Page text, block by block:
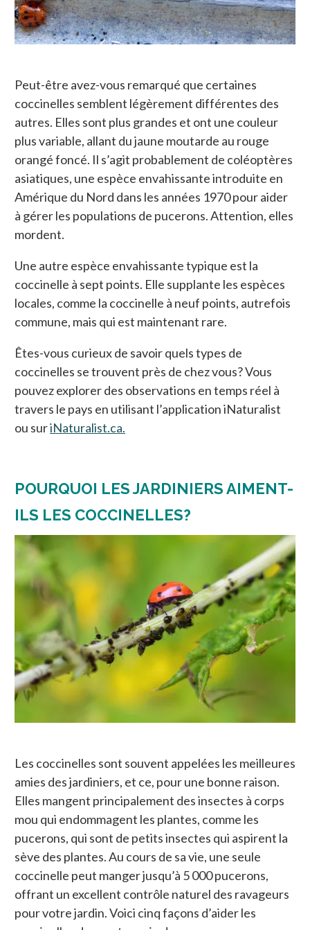
Peut-être avez-vous remarqué que certaines
coccinelles semblent légèrement différentes des
autres. Elles sont plus grandes et ont une couleur
plus variable, allant du jaune moutarde au rouge
orangé foncé. Il s’agit probablement de coléoptères
asiatiques, une espèce envahissante introduite en
Amérique du Nord dans les années 1970 pour aider
à gérer les populations de pucerons. Attention, elles
mordent.
Une autre espèce envahissante typique est la
coccinelle à sept points. Elle supplante les espèces
locales, comme la coccinelle à neuf points, autrefois
commune, mais qui est maintenant rare.
Êtes-vous curieux de savoir quels types de
coccinelles se trouvent près de chez vous? Vous
pouvez explorer des observations en temps réel à
travers le pays en utilisant l’application iNaturalist
ou suriNaturalist.ca.
POURQUOI LES JARDINIERS AIMENT-
ILS LES COCCINELLES?
Les coccinelles sont souvent appelées les meilleures
amies des jardiniers, et ce, pour une bonne raison.
Elles mangent principalement des insectes à corps
mou qui endommagent les plantes, comme les
pucerons, qui sont de petits insectes qui aspirent la
sève des plantes. Au cours de sa vie, une seule
coccinelle peut manger jusqu’à 5 000 pucerons,
offrant un excellent contrôle naturel des ravageurs
pour votre jardin. Voici cinq façons d’aider les